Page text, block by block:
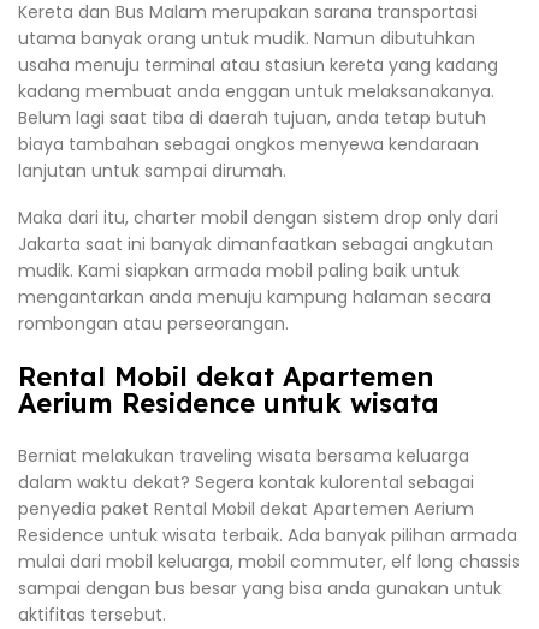
Kereta dan Bus Malam merupakan sarana transportasi
utama banyak orang untuk mudik. Namun dibutuhkan
usaha menuju terminal atau stasiun kereta yang kadang
kadang membuat anda enggan untuk melaksanakanya.
Belum lagi saat tiba di daerah tujuan, anda tetap butuh
biaya tambahan sebagai ongkos menyewa kendaraan
lanjutan untuk sampai dirumah.
Maka dari itu, charter mobil dengan sistem drop only dari
Jakarta saat ini banyak dimanfaatkan sebagai angkutan
mudik. Kami siapkan armada mobil paling baik untuk
mengantarkan anda menuju kampung halaman secara
rombongan atau perseorangan.
Rental Mobil dekat Apartemen
Aerium Residence untuk wisata
Berniat melakukan traveling wisata bersama keluarga
dalam waktu dekat? Segera kontak kulorental sebagai
penyedia paket Rental Mobil dekat Apartemen Aerium
Residence untuk wisata terbaik. Ada banyak pilihan armada
mulai dari mobil keluarga, mobil commuter, elf long chassis
sampai dengan bus besar yang bisa anda gunakan untuk
aktifitas tersebut.